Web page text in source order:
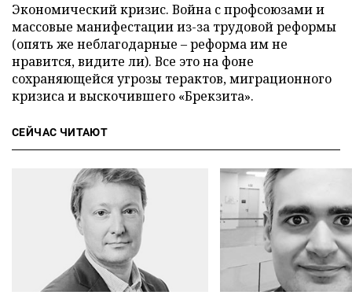
Экономический кризис. Война с профсоюзами и
массовые манифестации из-за трудовой реформы
(опять же неблагодарные – реформа им не
нравится, видите ли). Все это на фоне
сохраняющейся угрозы терактов, миграционного
кризиса и выскочившего «Брекзита».
СЕЙЧАС ЧИТАЮТ